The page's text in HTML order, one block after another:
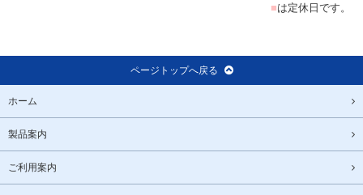
■は定休日です。
ページトップへ戻る
ホーム
製品案内
ご利用案内